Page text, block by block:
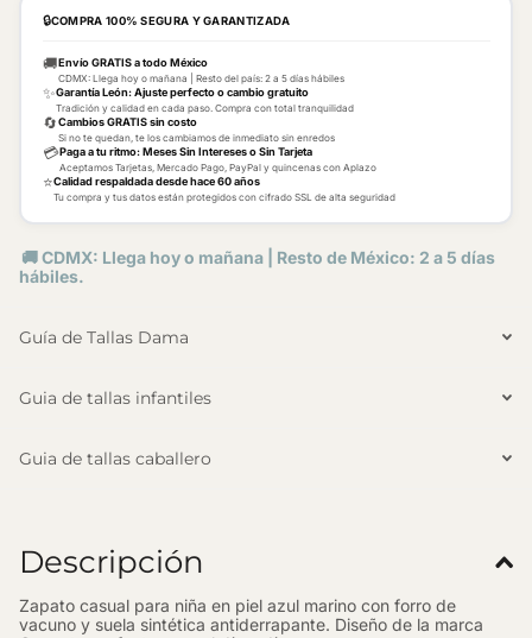
🔒COMPRA 100% SEGURA Y GARANTIZADA
🚚Envío GRATIS a todo México
CDMX: Llega hoy o mañana | Resto del país: 2 a 5 días hábiles
✨Garantía León: Ajuste perfecto o cambio gratuito
Tradición y calidad en cada paso. Compra con total tranquilidad
🔄Cambios GRATIS sin costo
Si no te quedan, te los cambiamos de inmediato sin enredos
💳Paga a tu ritmo: Meses Sin Intereses o Sin Tarjeta
Aceptamos Tarjetas, Mercado Pago, PayPal y quincenas con Aplazo
⭐Calidad respaldada desde hace 60 años
Tu compra y tus datos están protegidos con cifrado SSL de alta seguridad
🚚 CDMX: Llega hoy o mañana | Resto de México: 2 a 5 días
hábiles.
Guía de Tallas Dama
Guia de tallas infantiles
Guia de tallas caballero
Descripción
Zapato casual para niña en piel azul marino con forro de
vacuno y suela sintética antiderrapante. Diseño de la marca